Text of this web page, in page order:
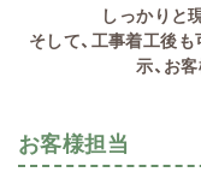
しっかりと
そして、工事着工後
示、お
お客様担当